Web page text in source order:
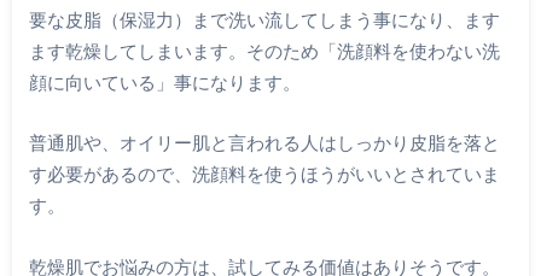
要な皮脂（保湿力）まで洗い流してしまう事になり、ます
ます乾燥してしまいます。そのため「洗顔料を使わない洗
顔に向いている」事になります。
普通肌や、オイリー肌と言われる人はしっかり皮脂を落と
す必要があるので、洗顔料を使うほうがいいとされていま
す。
乾燥肌でお悩みの方は、試してみる価値はありそうです。